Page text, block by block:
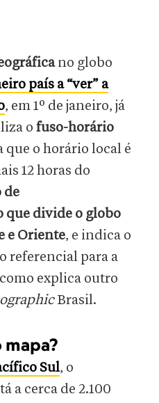
no globo
país a “ver” a
, em 1º de janeiro, já
o fuso-horário
que o horário local é
12 horas do
de
que divide o globo
e Oriente, e indica o
referencial para a
explica outro
Brasil.
Sul, o
a cerca de 2.100